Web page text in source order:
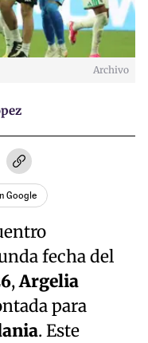
Archivo
Google
fecha del
,Argelia
para
. Este